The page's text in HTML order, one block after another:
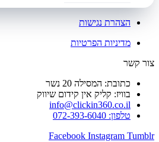
הצהרת נגישות
מדיניות הפרטיות
צור קשר
כתובת: המסילה 20 נשר
בוויז: קליק אין קידום שיווק
info@clickin360.co.il
טלפון: 072-393-6040
Facebook Instagram Tumblr